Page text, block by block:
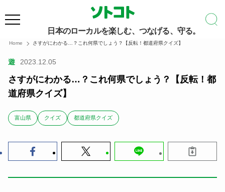
日本のローカルを楽しむ、つなげる、守る。
Home さすがにわかる…？これ何県でしょう？【反転！都道府県クイズ】
遊 2023.12.05
さすがにわかる…？これ何県でしょう？【反転！都
道府県クイズ】
富山県 クイズ 都道府県クイズ